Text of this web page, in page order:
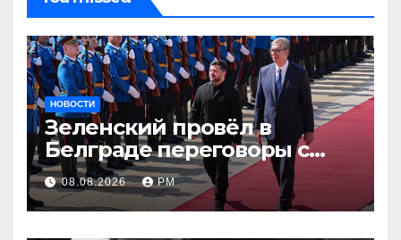
НОВОСТИ
Зеленский провёл в
Белграде переговоры с
Вучичем
08.08.2026 РМ